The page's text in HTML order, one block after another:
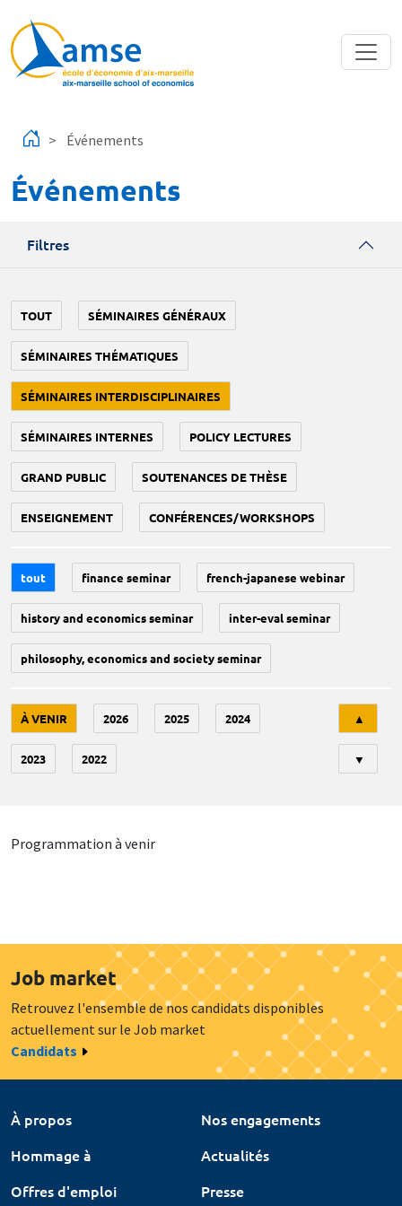
Événements
Événements
Filtres
TOUT SÉMINAIRES GÉNÉRAUX
SÉMINAIRES THÉMATIQUES
SÉMINAIRES INTERDISCIPLINAIRES
SÉMINAIRES INTERNES POLICY LECTURES
GRAND PUBLIC SOUTENANCES DE THÈSE
ENSEIGNEMENT CONFÉRENCES/WORKSHOPS
tout finance seminar french-japanese webinar
history and economics seminar inter-eval seminar
philosophy, economics and society seminar
À VENIR 2026 2025 2024
2023 2022
▲
▼
Programmation à venir
Job market
Retrouvez l'ensemble de nos candidats disponibles
actuellement sur le Job market
Candidats
À propos
Nos engagements
Hommage à
Actualités
Offres d'emploi
Presse